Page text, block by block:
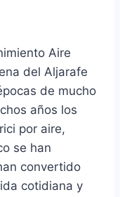
Aire
del Aljarafe
de mucho
años los
por aire,
se han
convertido
cotidiana y